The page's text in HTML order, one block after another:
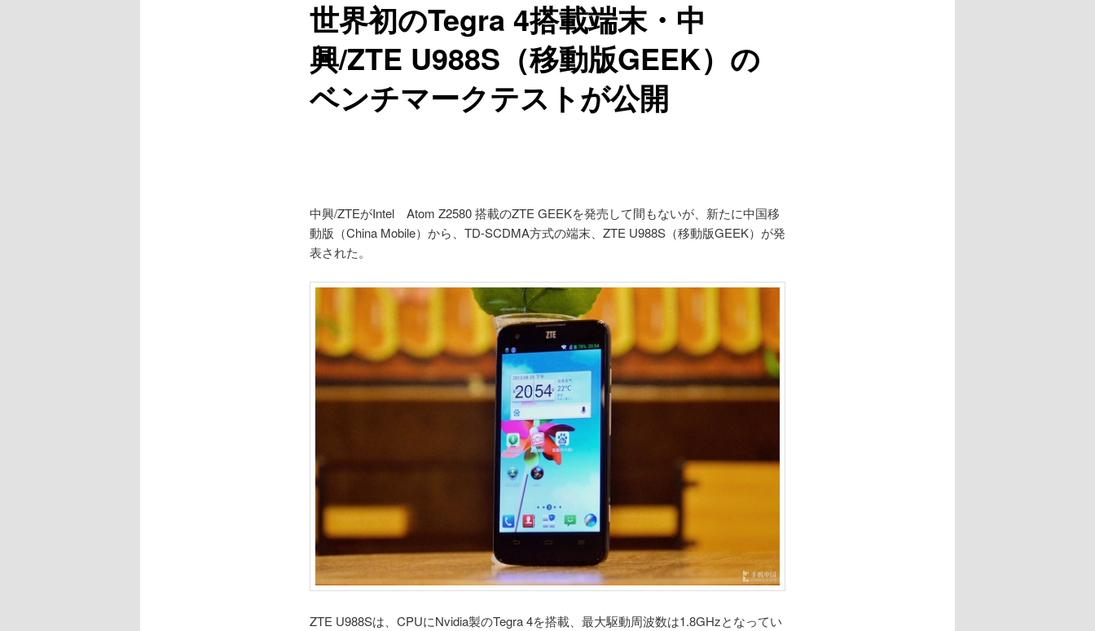
世界初のTegra 4搭載端末・中
興/ZTE U988S（移動版GEEK）の
ベンチマークテストが公開
中興/ZTEがIntel Atom Z2580 搭載のZTE GEEKを発売して間もないが、新たに中国移
動版（China Mobile）から、TD-SCDMA方式の端末、ZTE U988S（移動版GEEK）が発
表された。
ZTE U988Sは、CPUにNvidia製のTegra 4を搭載、最大駆動周波数は1.8GHzとなってい